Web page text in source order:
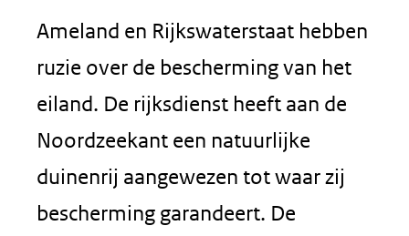
Ameland en Rijkswaterstaat hebben
ruzie over de bescherming van het
eiland. De rijksdienst heeft aan de
Noordzeekant een natuurlijke
duinenrij aangewezen tot waar zij
bescherming garandeert. De